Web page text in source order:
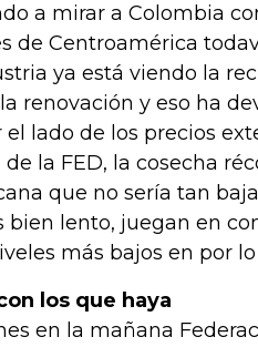
a mirar a Colombia
de Centroamérica
ya está viendo la
renovación y eso ha
el lado de los precios
de la FED, la cosecha
que no sería tan
lento, juegan en
más bajos en por
los que haya
en la mañana